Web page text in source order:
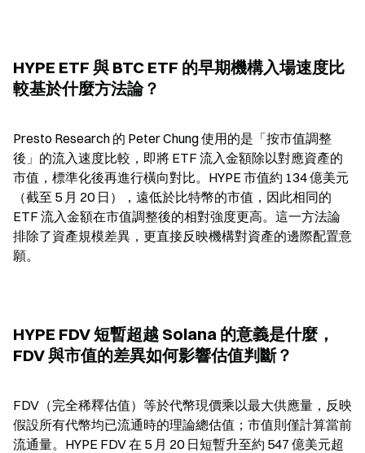
HYPE ETF 與 BTC ETF 的早期機構入場速度比
較基於什麼方法論？
Presto Research 的 Peter Chung 使用的是「按市值調整
後」的流入速度比較，即將 ETF 流入金額除以對應資產的
市值，標準化後再進行橫向對比。HYPE 市值約 134 億美元
（截至 5 月 20 日），遠低於比特幣的市值，因此相同的
ETF 流入金額在市值調整後的相對強度更高。這一方法論
排除了資產規模差異，更直接反映機構對資產的邊際配置意
願。
HYPE FDV 短暫超越 Solana 的意義是什麼，
FDV 與市值的差異如何影響估值判斷？
FDV（完全稀釋估值）等於代幣現價乘以最大供應量，反映
假設所有代幣均已流通時的理論總估值；市值則僅計算當前
流通量。HYPE FDV 在 5 月 20 日短暫升至約 547 億美元超